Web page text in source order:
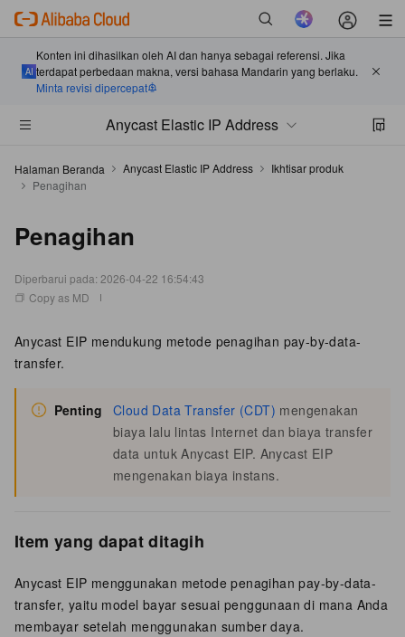
Konten ini dihasilkan oleh AI dan hanya sebagai referensi. Jika
terdapat perbedaan makna, versi bahasa Mandarin yang berlaku.
Minta revisi dipercepat
Anycast Elastic IP Address
Halaman Beranda Anycast Elastic IP Address
Ikhtisar produk
Penagihan
Penagihan
Diperbarui pada: 2026-04-22 16:54:43
Copy as MD
Anycast EIP mendukung metode penagihan pay-by-data-
transfer.
Penting Cloud Data Transfer (CDT) mengenakan
biaya lalu lintas Internet dan biaya transfer
data untuk Anycast EIP. Anycast EIP
mengenakan biaya instans.
Item yang dapat ditagih
Anycast EIP menggunakan metode penagihan pay-by-data-
transfer, yaitu model bayar sesuai penggunaan di mana Anda
membayar setelah menggunakan sumber daya.